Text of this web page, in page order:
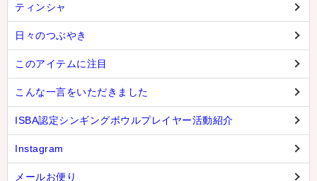
ティンシャ
日々のつぶやき
このアイテムに注目
こんな一言をいただきました
ISBA認定シンギングボウルプレイヤー活動紹介
Instagram
メールお便り